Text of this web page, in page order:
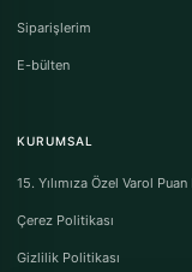
Siparişlerim
E-bülten
KURUMSAL
15. Yılımıza Özel Varol
Çerez Politikası
Gizlilik Politikası